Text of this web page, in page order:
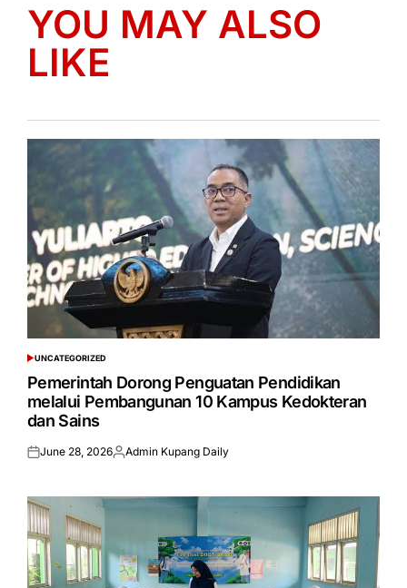
YOU MAY ALSO
LIKE
POSTED
IN
UNCATEGORIZED
Pemerintah Dorong Penguatan Pendidikan
melalui Pembangunan 10 Kampus Kedokteran
dan Sains
Posted
June 28, 2026Posted
Admin Kupang Daily